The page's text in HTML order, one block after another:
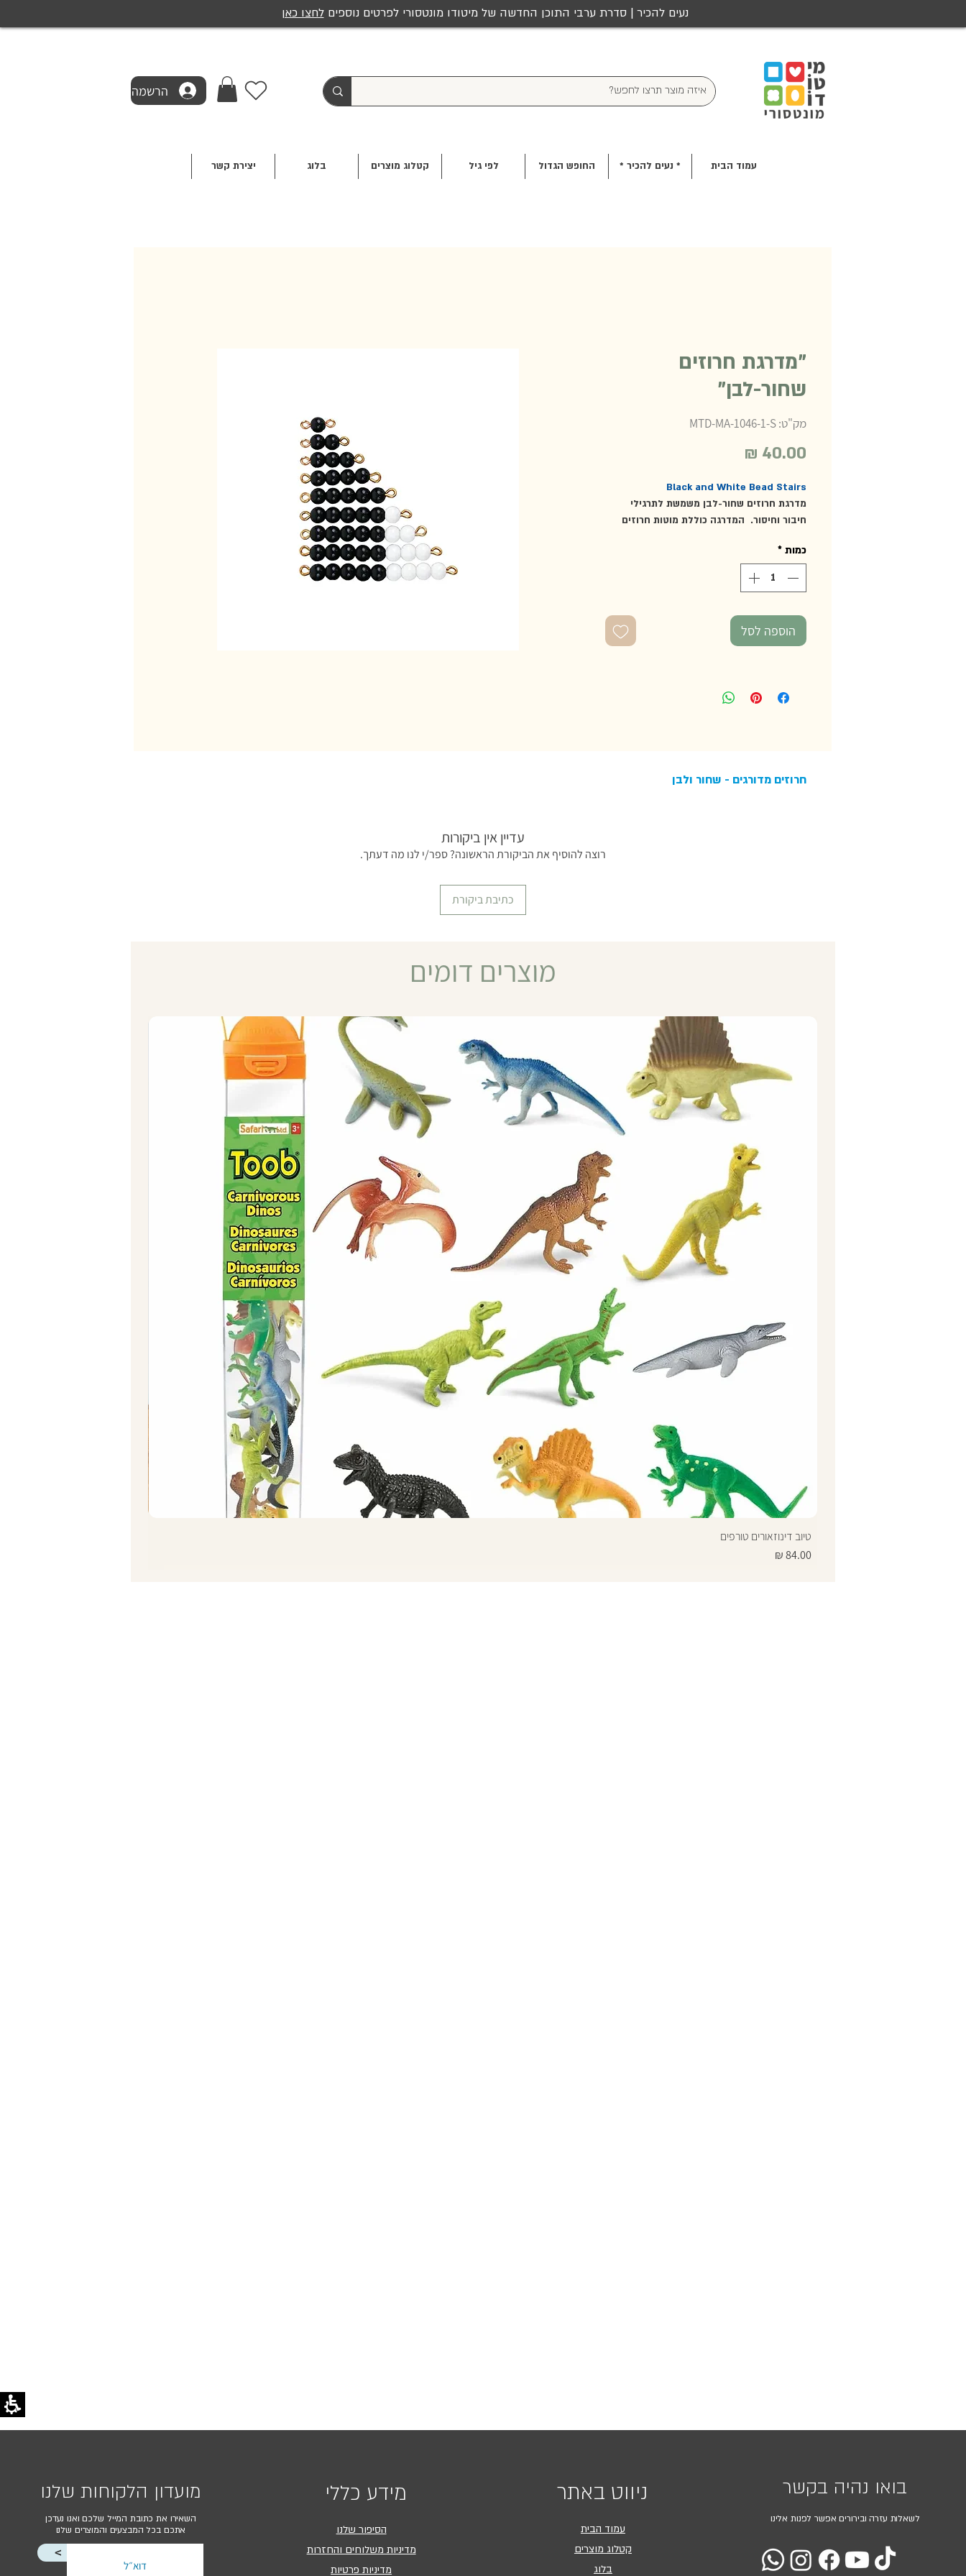
נעים להכיר | סדרת ערבי התוכן החדשה של מיטודו מונטסורי לפרטים נוספיםלחצו כאן
הרשמה
עמוד הבית * נעים להכיר * החופש הגדול לפי גיל קטלוג מוצרים בלוג יצירת קשר
"מדרגת חרוזים
שחור-לבן"
מק"ט: MTD-MA-1046-1-S
Black and White Bead Stairs
מדרגת חרוזים שחור-לבן משמשת לתרגילי
חיבור וחיסור. המדרגה כוללת מוטות חרוזים
בחוט נחושת קשיח.
מומלץ מגיל 4 ומעלה
כמות *
הוספה לסל
חרוזים מדורגים - שחור ולבן
עדיין אין ביקורות
רוצה להוסיף את הביקורת הראשונה? ספר/י לנו מה דעתך.
כתיבת ביקורת
מוצרים דומים
טיוב דינוזאורים טורפים
מחיר
מועדון הלקוחות שלנו
השאירו את כתובת המייל שלכם ואנו נעדכן
אתכם בכל המבצעים והמוצרים שלנו
<
מידע כללי
הסיפור שלנו
מדיניות משלוחים והחזרות
מדיניות פרטיות
ניווט באתר
עמוד הבית
קטלוג מוצרים
בלוג
בואו נהיה בקשר
לשאלות עזרה ובירורים אפשר לפנות אלינו